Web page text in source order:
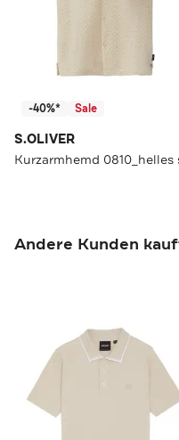
-40%* Sale
S.OLIVER
Andere Kunden